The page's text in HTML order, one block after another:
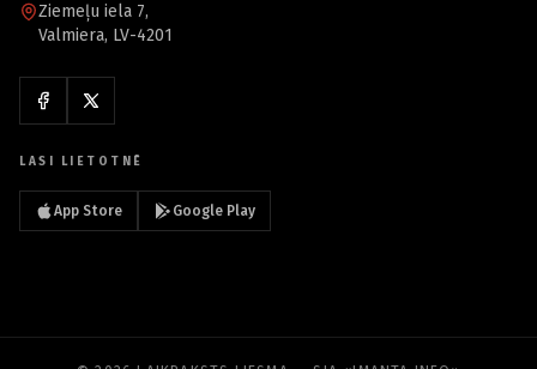
Ziemeļu iela 7,
Valmiera, LV-4201
LASI LIETOTNĒ
App Store Google Play